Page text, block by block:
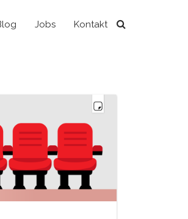
Jobs Kontakt